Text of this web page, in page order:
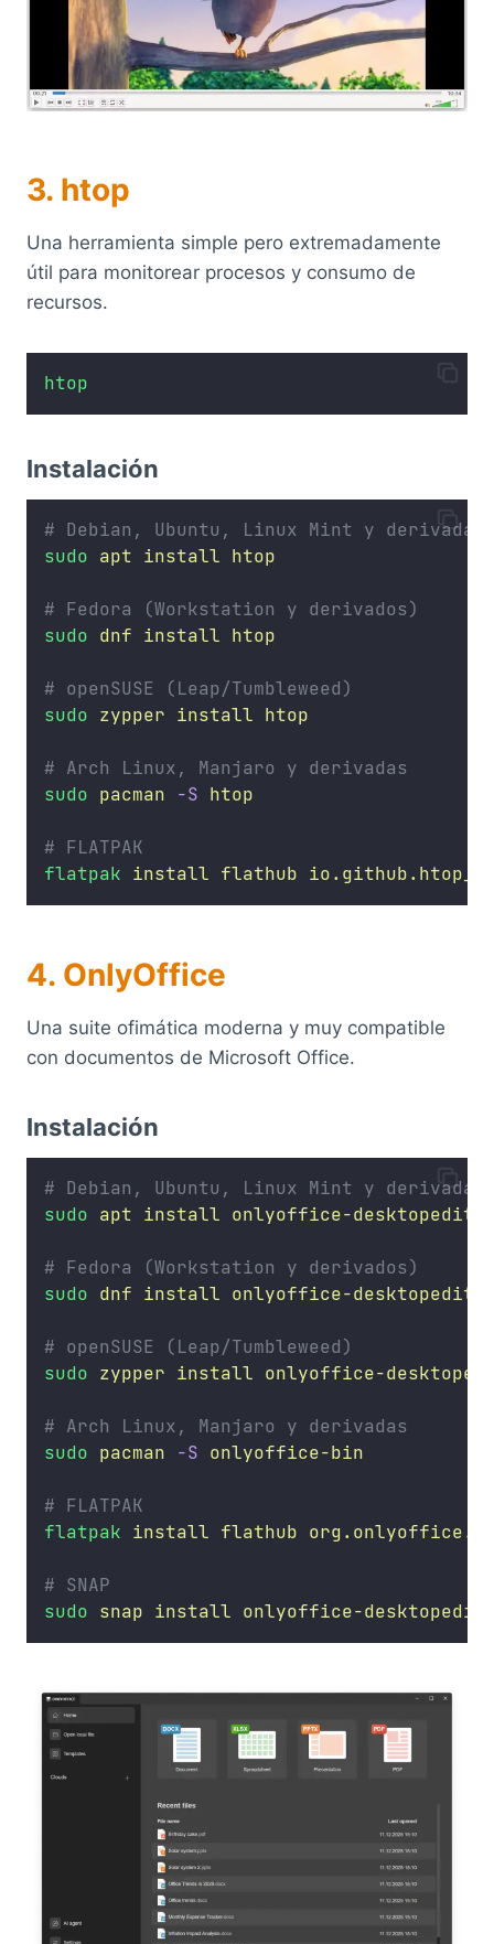
3. htop
Una herramienta simple pero extremadamente
útil para monitorear procesos y consumo de
recursos.
htop
Instalación
# Debian, Ubuntu, Linux Mint y derivadas
sudo apt install htop
# Fedora (Workstation y derivados)
sudo dnf install htop
# openSUSE (Leap/Tumbleweed)
sudo zypper install htop
# Arch Linux, Manjaro y derivadas
sudo pacman -S htop
# FLATPAK
flatpak install flathub
4. OnlyOffice
Una suite ofimática moderna y muy compatible
con documentos de Microsoft Office.
Instalación
# Debian, Ubuntu, Linux Mint y derivadas
sudo apt install onlyoffice-
# Fedora (Workstation y derivados)
sudo dnf install onlyoffice-
# openSUSE (Leap/Tumbleweed)
sudo zypper install onlyoffice-
# Arch Linux, Manjaro y derivadas
sudo pacman -S onlyoffice-bin
# FLATPAK
flatpak install flathub
# SNAP
sudo snap install onlyoffice-